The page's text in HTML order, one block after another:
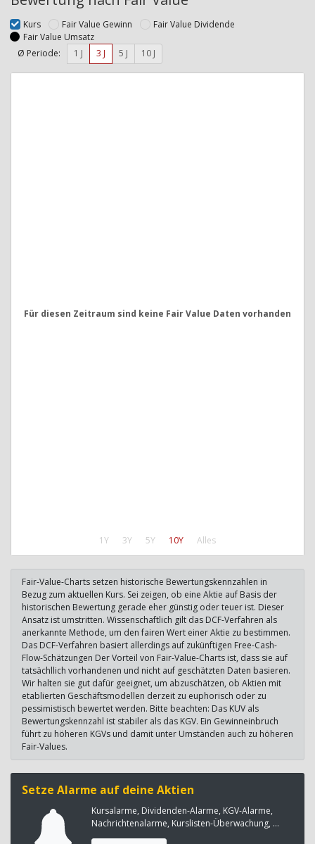
Kurs Fair Value Gewinn
Fair Value Dividende
Fair Value Umsatz
Ø Periode:
1 J 3 J 5 J 10 J
1Y 3Y 5Y 10Y Alles
Für diesen Zeitraum sind keine Fair Value Daten vorhanden
Fair-Value-Charts setzen historische Bewertungskennzahlen in
Bezug zum aktuellen Kurs. Sei zeigen, ob eine Aktie auf Basis der
historischen Bewertung gerade eher günstig oder teuer ist. Dieser
Ansatz ist umstritten. Wissenschaftlich gilt das DCF-Verfahren als
anerkannte Methode, um den fairen Wert einer Aktie zu bestimmen.
Das DCF-Verfahren basiert allerdings auf zukünftigen Free-Cash-
Flow-Schätzungen Der Vorteil von Fair-Value-Charts ist, dass sie auf
tatsächllich vorhandenen und nicht auf geschätzten Daten basieren.
Wir halten sie gut dafür geeignet, um abzuschätzen, ob Aktien mit
etablierten Geschäftsmodellen derzeit zu euphorisch oder zu
pessimistisch bewertet werden. Bitte beachten: Das KUV als
Bewertungskennzahl ist stabiler als das KGV. Ein Gewinneinbruch
führt zu höheren KGVs und damit unter Umständen auch zu höheren
Fair-Values.
Setze Alarme auf deine Aktien
Kursalarme, Dividenden-Alarme, KGV-Alarme,
Nachrichtenalarme, Kurslisten-Überwachung, ...